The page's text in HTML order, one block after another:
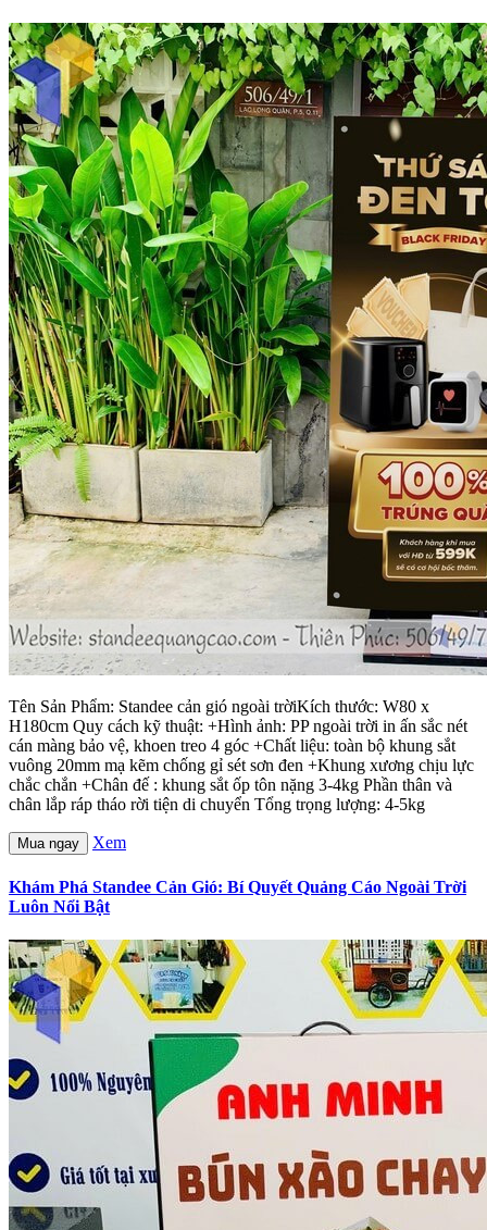
Tên Sản Phẩm: Standee cản gió ngoài trờiKích thước: W80 x
H180cm Quy cách kỹ thuật: +Hình ảnh: PP ngoài trời in ấn sắc nét
cán màng bảo vệ, khoen treo 4 góc +Chất liệu: toàn bộ khung sắt
vuông 20mm mạ kẽm chống gỉ sét sơn đen +Khung xương chịu lực
chắc chắn +Chân đế : khung sắt ốp tôn nặng 3-4kg Phần thân và
chân lắp ráp tháo rời tiện di chuyển Tổng trọng lượng: 4-5kg
Mua ngay Xem
Khám Phá Standee Cản Gió: Bí Quyết Quảng Cáo Ngoài Trời
Luôn Nổi Bật